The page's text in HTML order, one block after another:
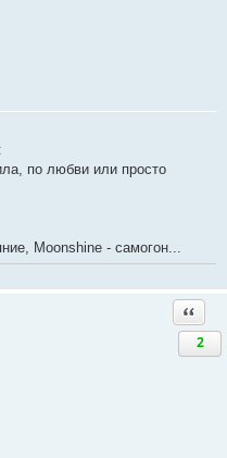
по любви или просто
Мооnshinе - самогон...
2